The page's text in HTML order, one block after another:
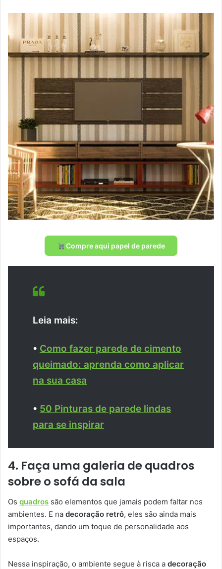
Compre aqui papel de parede
Leia mais:
• Como fazer parede de cimento
queimado: aprenda como aplicar
na sua casa
• 50 Pinturas de parede lindas
para se inspirar
4. Faça uma galeria de quadros
sobre o sofá da sala
Os quadros são elementos que jamais podem faltar nos
ambientes. E na decoração retrô, eles são ainda mais
importantes, dando um toque de personalidade aos
espaços.
Nessa inspiração, o ambiente segue à risca a decoração